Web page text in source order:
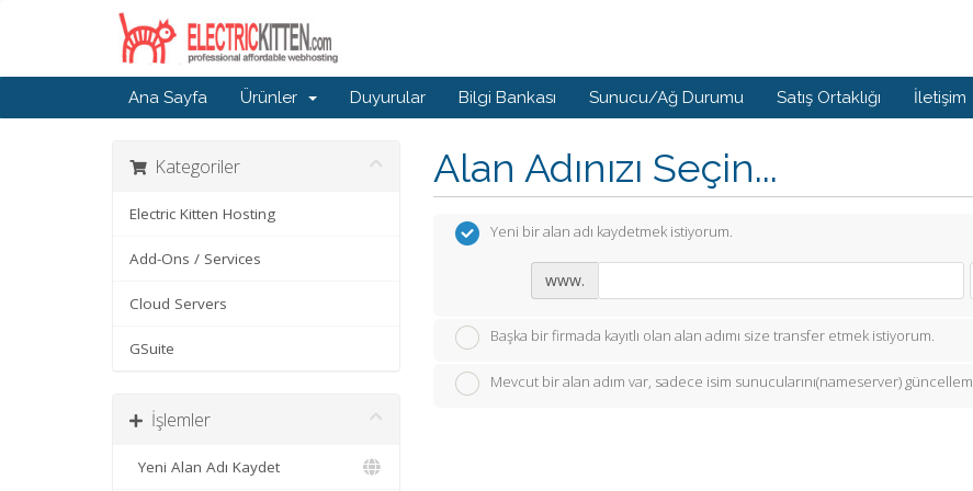
Ana Sayfa Ürünler Duyurular Bilgi Bankası Sunucu/Ağ Durumu Satış Ortaklığı İletişim
Kategoriler
Electric Kitten Hosting
Add-Ons / Services
Cloud Servers
GSuite
İşlemler
Yeni Alan Adı Kaydet
Alan Adınızı Seçin...
Yeni bir alan adı kaydetmek istiyorum.
www.
Başka bir firmada kayıtlı olan alan adımı size transfer etmek istiyorum.
Mevcut bir alan adım var, sadece isim sunucularını(nameserver)